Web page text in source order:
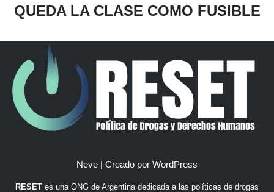
QUEDA LA CLASE COMO FUSIBLE
Neve | Creado por WordPress
RESET es una ONG de Argentina dedicada a las políticas de drogas